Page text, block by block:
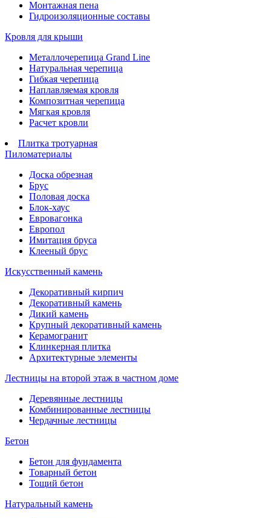
Монтажная пена
Гидроизоляционные составы
Кровля для крыши
Металлочерепица Grand Line
Натуральная черепица
Гибкая черепица
Наплавляемая кровля
Композитная черепица
Мягкая кровля
Расчет кровли
Плитка тротуарная
Пиломатериалы
Доска обрезная
Брус
Половая доска
Блок-хаус
Евровагонка
Европол
Имитация бруса
Клееный брус
Искусственный камень
Декоративный кирпич
Декоративный камень
Дикий камень
Крупный декоративный камень
Керамогранит
Клинкерная плитка
Архитектурные элементы
Лестницы на второй этаж в частном доме
Деревянные лестницы
Комбинированные лестницы
Чердачные лестницы
Бетон
Бетон для фундамента
Товарный бетон
Тощий бетон
Натуральный камень